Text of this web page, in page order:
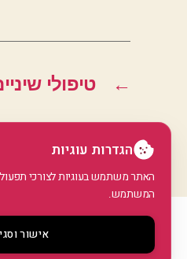
← טיפולי
GoArticle
הגדרות עוגיות
האתר משתמש בעוגיות לצורכי תפעול,
המשתמש.
אישור